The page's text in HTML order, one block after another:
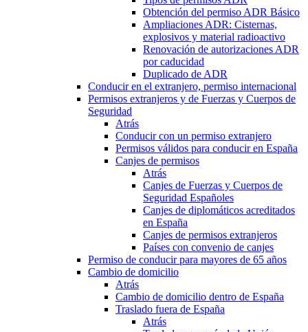
Obtención del permiso ADR Básico
Ampliaciones ADR: Cisternas,
explosivos y material radioactivo
Renovación de autorizaciones ADR
por caducidad
Duplicado de ADR
Conducir en el extranjero, permiso internacional
Permisos extranjeros y de Fuerzas y Cuerpos de
Seguridad
Atrás
Conducir con un permiso extranjero
Permisos válidos para conducir en España
Canjes de permisos
Atrás
Canjes de Fuerzas y Cuerpos de
Seguridad Españoles
Canjes de diplomáticos acreditados
en España
Canjes de permisos extranjeros
Países con convenio de canjes
Permiso de conducir para mayores de 65 años
Cambio de domicilio
Atrás
Cambio de domicilio dentro de España
Traslado fuera de España
Atrás